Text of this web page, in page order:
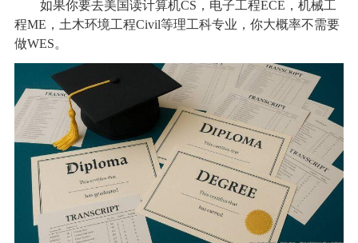
如果你要去美国读计算机CS，电子工程ECE，机械工
程ME，土木环境工程Civil等理工科专业，你大概率不需要
做WES。